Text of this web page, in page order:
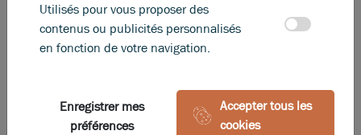
102 m²non divisibles
€ an HT HC
Utilisés pour vous proposer des
contenus ou publicités personnalisés
en fonction de votre navigation.
Enregistrer mes
préférences
Accepter tous les
cookies